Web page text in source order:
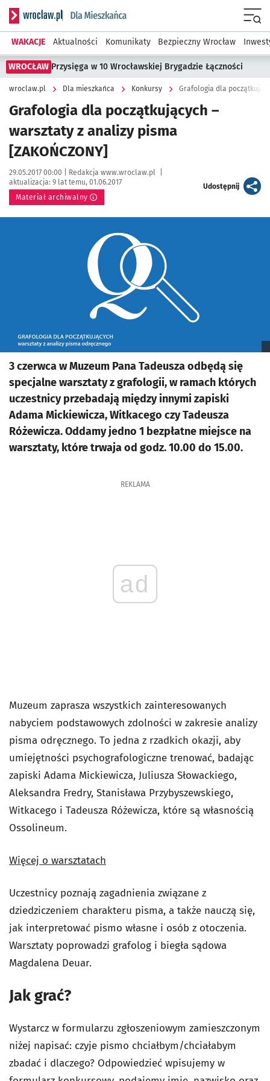
Serwis informacyjny wroclaw.pl podserwis: Dla mieszkańca
WAKACJE Aktualności Komunikaty Bezpieczny Wrocław
WROCŁAW Przysięga w 10 Wrocławskiej Brygadzie Łączności
wroclaw.pl Dla mieszkańca Konkursy Grafologia dla
Grafologia dla początkujących –
warsztaty z analizy pisma
[ZAKOŃCZONY]
Data publikacji:
29.05.2017 00:00 | Autor:
Redakcja www.wroclaw.pl
aktualizacja: 9 lat temu, 01.06.2017
Materiał archiwalny
Udostępnijartykuł
3 czerwca w Muzeum Pana Tadeusza odbędą się
specjalne warsztaty z grafologii, w ramach których
uczestnicy przebadają między innymi zapiski
Adama Mickiewicza, Witkacego czy Tadeusza
Różewicza. Oddamy jedno 1 bezpłatne miejsce na
warsztaty, które trwaja od godz. 10.00 do 15.00.
REKLAMA
ad
Muzeum zaprasza wszystkich zainteresowanych
nabyciem podstawowych zdolności w zakresie analizy
pisma odręcznego. To jedna z rzadkich okazji, aby
umiejętności psychografologiczne trenować, badając
zapiski Adama Mickiewicza, Juliusza Słowackiego,
Aleksandra Fredry, Stanisława Przybyszewskiego,
Witkacego i Tadeusza Różewicza, które są własnością
Ossolineum.
Więcej o warsztatach
Uczestnicy poznają zagadnienia związane z
dziedziczeniem charakteru pisma, a także nauczą się,
jak interpretować pismo własne i osób z otoczenia.
Warsztaty poprowadzi grafolog i biegła sądowa
Magdalena Deuar.
Jak grać?
Wystarcz w formularzu zgłoszeniowym zamieszczonym
niżej napisać: czyje pismo chciałbym/chciałabym
zbadać i dlaczego? Odpowiedzieć wpisujemy w